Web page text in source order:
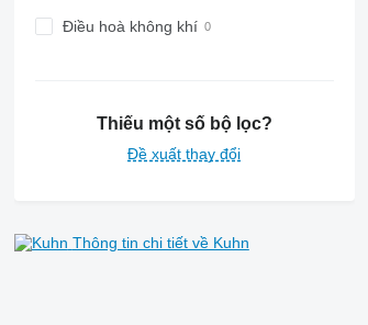
Điều hoà không khí
Thiếu một số bộ lọc?
Đề xuất thay đổi
Thông tin chi tiết về Kuhn